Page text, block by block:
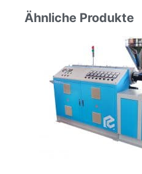
Ähnliche Produkte